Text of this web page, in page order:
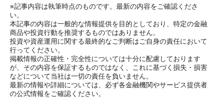
※記事内容は執筆時点のものです。最新の内容をご確認くださ
い。
本記事の内容は一般的な情報提供を目的としており、特定の金融
商品や投資行動を推奨するものではありません。
投資や資産運用に関する最終的なご判断はご自身の責任において
行ってください。
掲載情報の正確性・完全性については十分に配慮しております
が、その内容を保証するものではなく、これに基づく損失・損害
などについて当社は一切の責任を負いません。
最新の情報や詳細については、必ず各金融機関やサービス提供者
の公式情報をご確認ください。